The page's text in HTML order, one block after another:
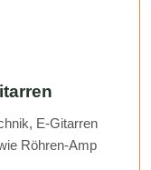
E-Gitarren
Röhren-Amp